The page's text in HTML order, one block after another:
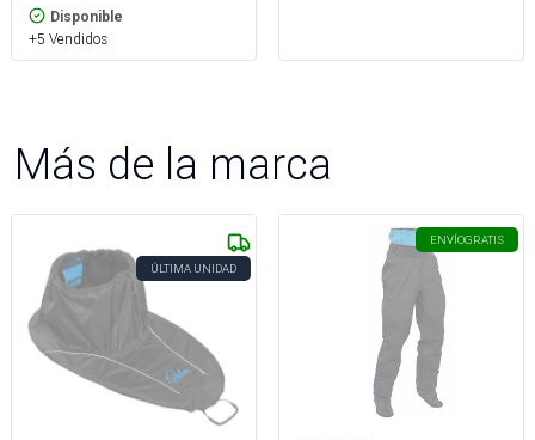
Disponible
+5 Vendidos
Más de la marca
ÚLTIMA UNIDAD
ENVÍOGRATIS